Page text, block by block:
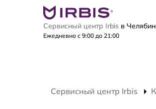
Сервисный центр Irbis в
Ежедневно с 9:00 до 21:00
Сервисный центр Irbis